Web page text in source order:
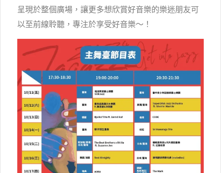
呈現於整個廣場，讓更多想欣賞好音樂的樂迷朋友可
以至前線聆聽，專注於享受好音樂～！